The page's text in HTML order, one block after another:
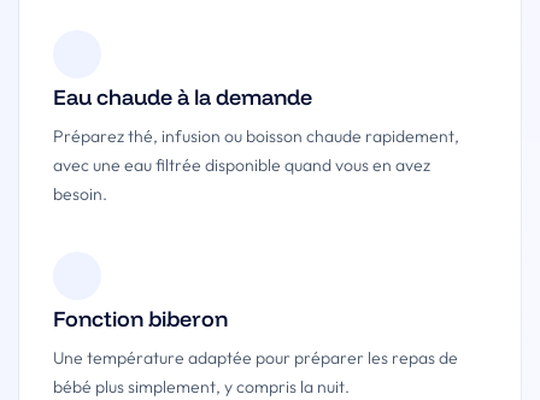
Eau chaude à la demande
Préparez thé, infusion ou boisson chaude rapidement,
avec une eau filtrée disponible quand vous en avez
besoin.
Fonction biberon
Une température adaptée pour préparer les repas de
bébé plus simplement, y compris la nuit.